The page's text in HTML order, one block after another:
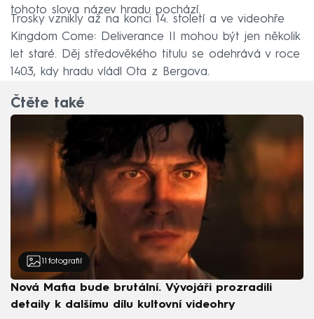
tohoto slova název hradu pochází.
Trosky vznikly až na konci 14. století a ve videohře
Kingdom Come: Deliverance II mohou být jen několik
let staré. Děj středověkého titulu se odehrává v roce
1403, kdy hradu vládl Ota z Bergova.
Čtěte také
fotografií
Nová Mafia bude brutální. Vývojáři prozradili
detaily k dalšímu dílu kultovní videohry